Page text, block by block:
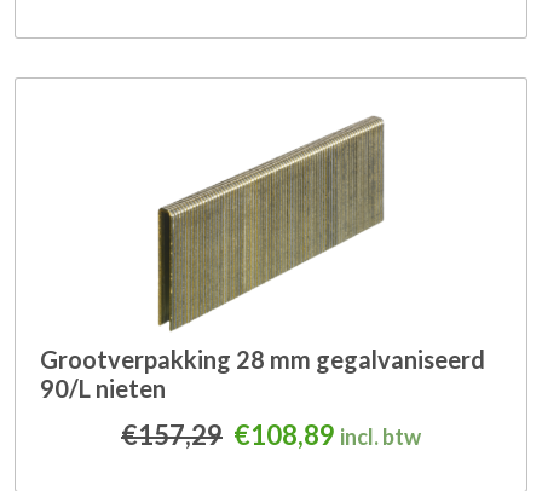
Grootverpakking 28 mm gegalvaniseerd
90/L nieten
€157,29 Oorspronkelijke prijs
€108,89 Huidige prijs is:
incl. btw